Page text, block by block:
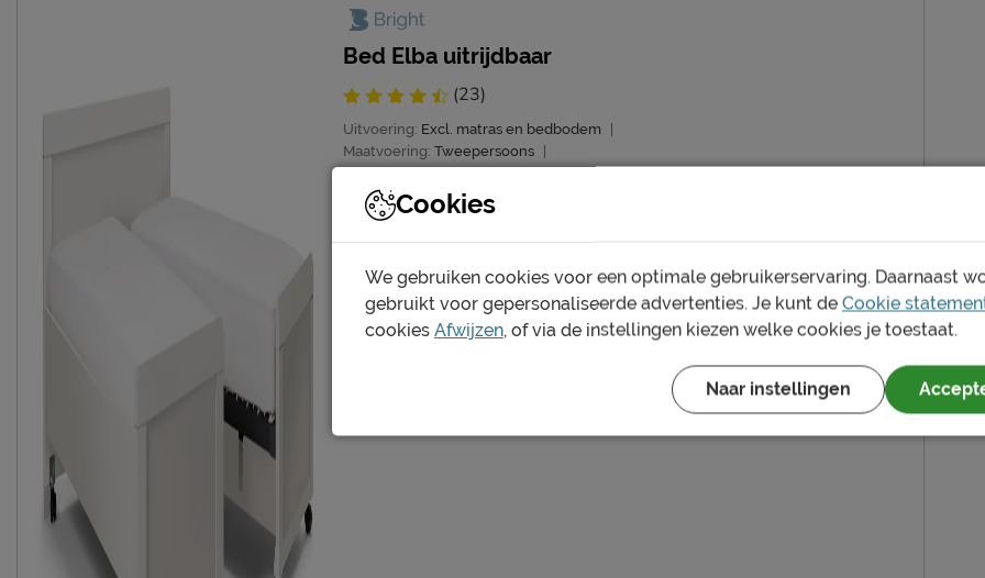
Bed Elba uitrijdbaar
(23)
Uitvoering: Excl. matras en bedbodem
Maatvoering: Tweepersoons
Cookies
We gebruiken cookies voor een optimale gebruikerservaring. Daarnaast
gebruikt voor gepersonaliseerde advertenties. Je kunt de Cookie
cookies Afwijzen, of via de instellingen kiezen welke cookies je toestaat.
Naar instellingen